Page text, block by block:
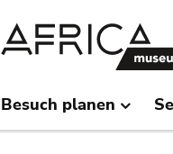
Besuch planen